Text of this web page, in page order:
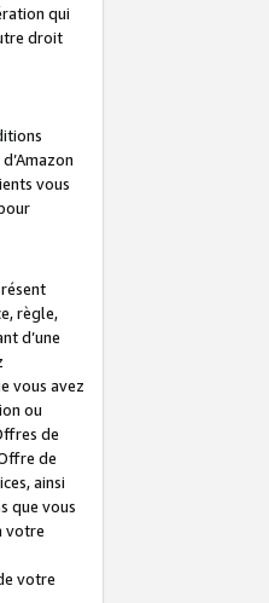
qui
droit
vous
règle,
d’une
vous avez
ou
de
de
ainsi
que vous
votre
votre